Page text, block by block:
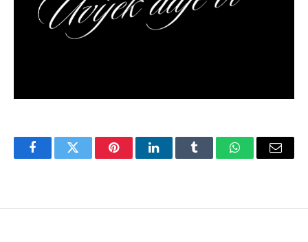
FacebookTwitter PinterestLinkedInTumblr WhatsAppEmail